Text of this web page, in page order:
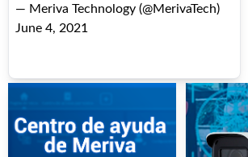
— Meriva Technology (@MerivaTech)
June 4, 2021